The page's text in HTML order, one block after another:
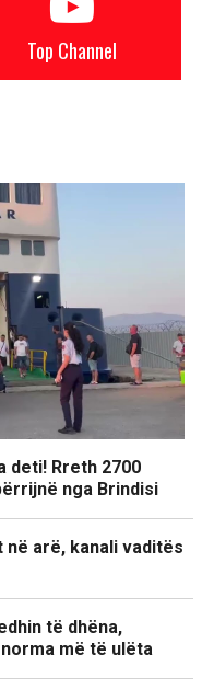
Top Channel
deti! Rreth 2700
nga Brindisi
në arë, kanali vaditës
të dhëna,
më të ulëta